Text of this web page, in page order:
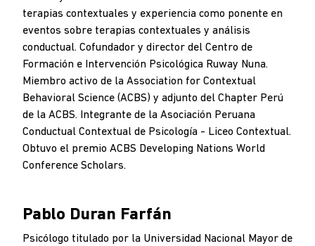
terapias contextuales y experiencia como ponente en
eventos sobre terapias contextuales y análisis
conductual. Cofundador y director del Centro de
Formación e Intervención Psicológica Ruway Nuna.
Miembro activo de la Association for Contextual
Behavioral Science (ACBS) y adjunto del Chapter Perú
de la ACBS. Integrante de la Asociación Peruana
Conductual Contextual de Psicología - Liceo Contextual.
Obtuvo el premio ACBS Developing Nations World
Conference Scholars.
Pablo Duran Farfán
Psicólogo titulado por la Universidad Nacional Mayor de